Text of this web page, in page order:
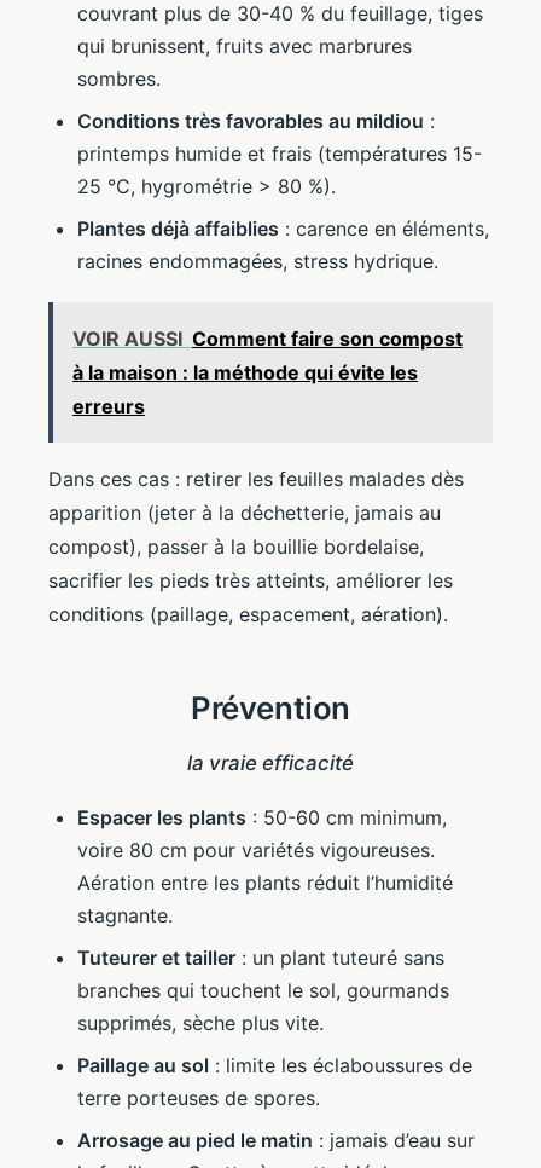
couvrant plus de 30-40 % du feuillage, tiges
qui brunissent, fruits avec marbrures
sombres.
Conditions très favorables au mildiou :
printemps humide et frais (températures 15-
25 °C, hygrométrie > 80 %).
Plantes déjà affaiblies : carence en éléments,
racines endommagées, stress hydrique.
VOIR AUSSI Comment faire son compost
à la maison : la méthode qui évite les
erreurs
Dans ces cas : retirer les feuilles malades dès
apparition (jeter à la déchetterie, jamais au
compost), passer à la bouillie bordelaise,
sacrifier les pieds très atteints, améliorer les
conditions (paillage, espacement, aération).
Prévention
la vraie efficacité
Espacer les plants : 50-60 cm minimum,
voire 80 cm pour variétés vigoureuses.
Aération entre les plants réduit l’humidité
stagnante.
Tuteurer et tailler : un plant tuteuré sans
branches qui touchent le sol, gourmands
supprimés, sèche plus vite.
Paillage au sol : limite les éclaboussures de
terre porteuses de spores.
Arrosage au pied le matin : jamais d’eau sur